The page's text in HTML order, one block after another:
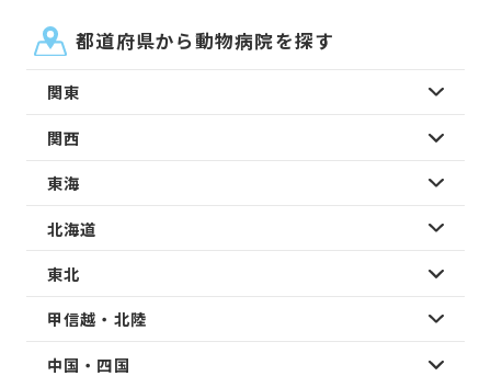
都道府県から動物病院を探す
関東
関西
東海
北海道
東北
甲信越・北陸
中国・四国